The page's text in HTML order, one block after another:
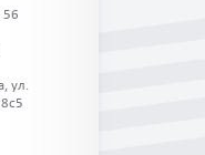
56
ул.